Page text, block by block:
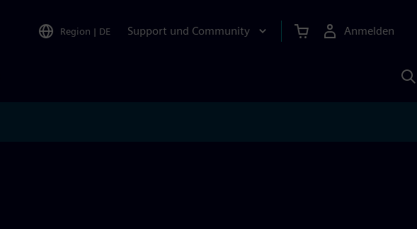
Region | DE Support und Community Anmelden
KI